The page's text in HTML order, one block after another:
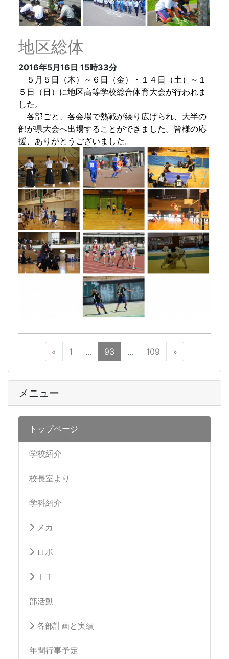
メニュー
トップページ
学校紹介
校長室より
学科紹介
メカ
ロボ
ＩＴ
部活動
各部計画と実績
年間行事予定
地区総体
2016年5月16日 15時33分
５月５日（木）～６日（金）・１４日（土）～１
５日（日）に地区高等学校総合体育大会が行われま
した。
各部ごと、各会場で熱戦が繰り広げられ、大半の
部が県大会へ出場することができました。皆様の応
援、ありがとうございました 。
« 1 ... 93 ... 109 »